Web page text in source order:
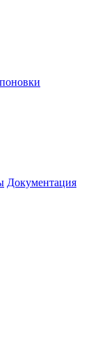
Документация